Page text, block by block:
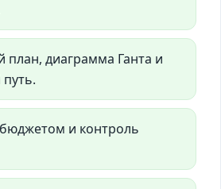
план, диаграмма Ганта и
и контроль